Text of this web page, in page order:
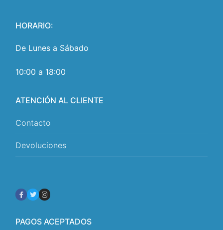
HORARIO:
De Lunes a Sábado
10:00 a 18:00
ATENCIÓN AL CLIENTE
Contacto
Devoluciones
PAGOS ACEPTADOS